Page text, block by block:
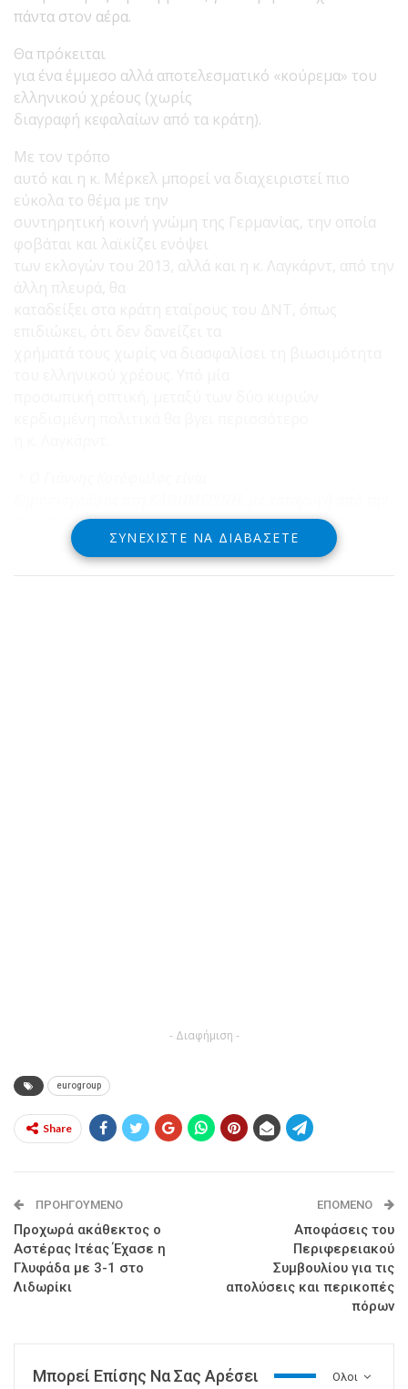
πάντα στον αέρα.
Θα πρόκειται
για ένα έμμεσο αλλά αποτελεσματικό «κούρεμα» του
ελληνικού χρέους (χωρίς
διαγραφή κεφαλαίων από τα κράτη).
Με τον τρόπο
αυτό και η κ. Μέρκελ μπορεί να διαχειριστεί πιο
εύκολα το θέμα με την
συντηρητική κοινή γνώμη της Γερμανίας, την οποία
φοβάται και λαϊκίζει ενόψει
των εκλογών του 2013, αλλά και η κ. Λαγκάρντ, από την
άλλη πλευρά, θα
ΣΥΝΕΧΊΣΤΕ ΝΑ ΔΙΑΒΆΣΕΤΕ
- Διαφήμιση -
eurogroup
Share
ΠΡΟΗΓΟΎΜΕΝΟ
Προχωρά ακάθεκτος ο
Αστέρας Ιτέας Έχασε η
Γλυφάδα με 3-1 στο
Λιδωρίκι
ΕΠΌΜΕΝΟ
Αποφάσεις του
Περιφερειακού
Συμβουλίου για τις
απολύσεις και περικοπές
πόρων
Ολοι
Μπορεί Επίσης Να Σας Αρέσει